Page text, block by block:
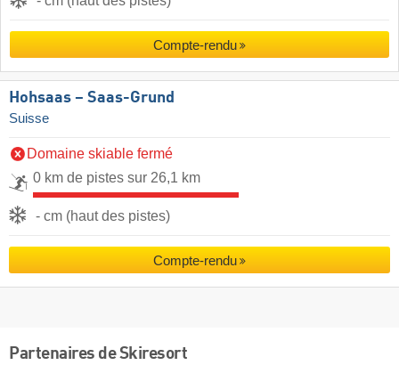
Compte-rendu
Hohsaas – Saas-Grund
Suisse
Domaine skiable fermé
0 km de pistes sur 26,1 km
- cm (haut des pistes)
Compte-rendu
Partenaires de Skiresort